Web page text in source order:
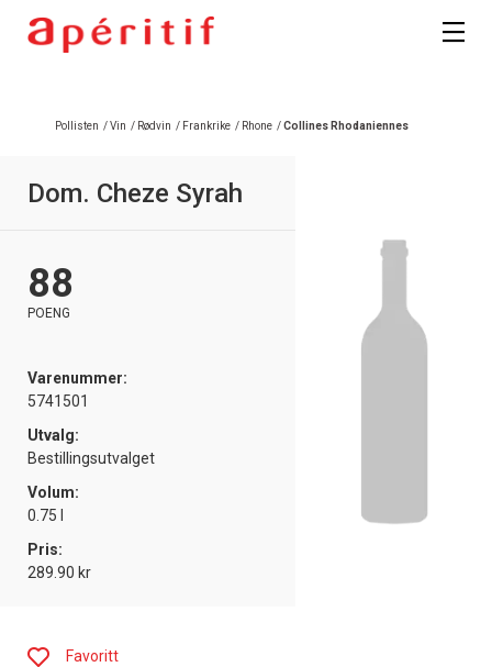
Pollisten /Vin / Rødvin / Frankrike / Rhone /Collines Rhodaniennes
Dom. Cheze Syrah
88
POENG
Varenummer:
5741501
Utvalg:
Bestillingsutvalget
Volum:
0.75 l
Pris:
289.90 kr
Favoritt